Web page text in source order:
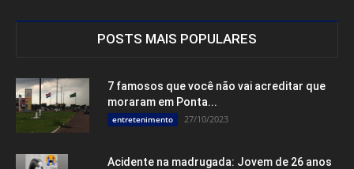
POSTS MAIS POPULARES
7 famosos que você não vai acreditar que
moraram em Ponta...
entretenimento 27/10/2023
Acidente na madrugada: Jovem de 26 anos